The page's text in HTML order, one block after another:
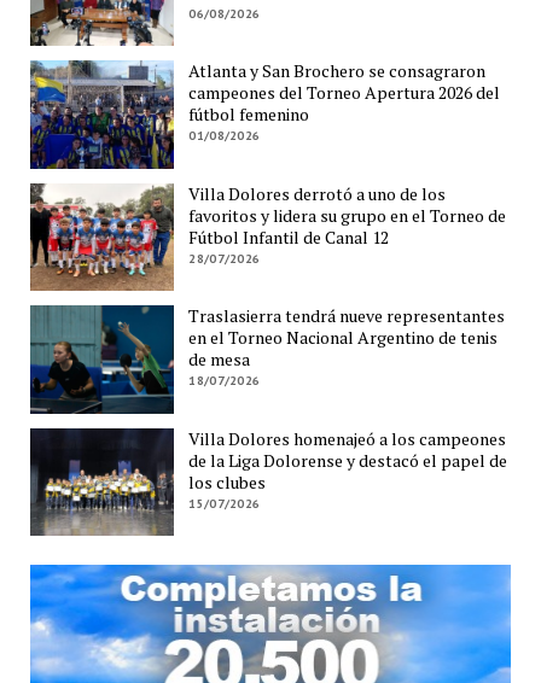
06/08/2026
Atlanta y San Brochero se consagraron
campeones del Torneo Apertura 2026 del
fútbol femenino
01/08/2026
Villa Dolores derrotó a uno de los
favoritos y lidera su grupo en el Torneo de
Fútbol Infantil de Canal 12
28/07/2026
Traslasierra tendrá nueve representantes
en el Torneo Nacional Argentino de tenis
de mesa
18/07/2026
Villa Dolores homenajeó a los campeones
de la Liga Dolorense y destacó el papel de
los clubes
15/07/2026